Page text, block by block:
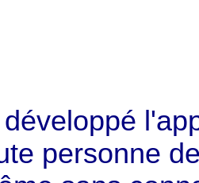
personne